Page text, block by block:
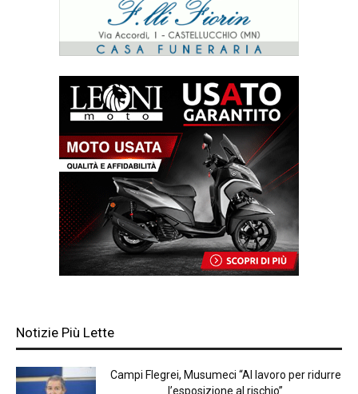
Notizie Più Lette
Campi Flegrei, Musumeci “Al lavoro per ridurre
l’esposizione al rischio”